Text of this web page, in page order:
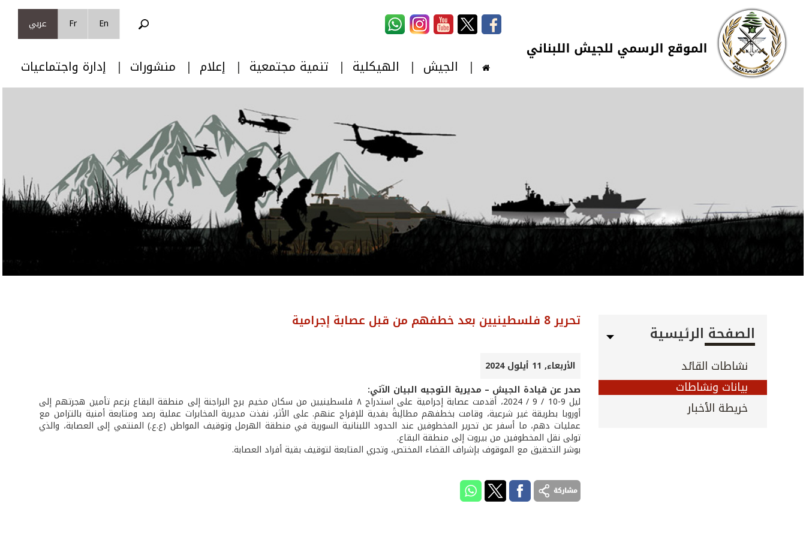
تجاوز إلى المحتوى الرئيسي
Skip to navigation
En
Fr عربي
الجيش الهيكلية تنمية مجتمعية إعلام منشورات إدارة واجتماعيات
الصفحة الرئيسية
نشاطات القائد
بيانات ونشاطات
خريطة الأخبار
تحرير 8 فلسطينيين بعد خطفهم من قبل عصابة إجرامية
الأربعاء, 11 أيلول 2024
صدر عن قيادة الجيش – مديرية التوجيه البيان الآتي:
ليل 9-10 / 9 / 2024، أقدمت عصابة إجرامية على استدراج ٨ فلسطينيين من سكان مخيم برج البراجنة إلى منطقة البقاع بزعم تأمين هجرتهم إلى
أوروبا بطريقة غير شرعية، وقامت بخطفهم مطالِبةً بفدية للإفراج عنهم. على الأثر، نفذت مديرية المخابرات عملية رصد ومتابعة أمنية بالتزامن مع
عمليات دهم، ما أسفر عن تحرير المخطوفين عند الحدود اللبنانية السورية في منطقة الهرمل وتوقيف المواطن (ع.ع.) المنتمي إلى العصابة، والذي
تولى نقل المخطوفين من بيروت إلى منطقة البقاع.
بوشر التحقيق مع الموقوف بإشراف القضاء المختص، وتجري المتابعة لتوقيف بقية أفراد العصابة.